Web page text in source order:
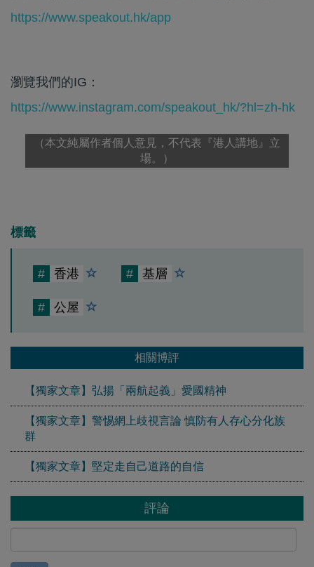
https://www.speakout.hk/app
瀏覽我們的IG：
https://www.instagram.com/speakout_hk/?hl=zh-hk
（本文純屬作者個人意見，不代表『港人講地』立
場。）
標籤
# 香港 # 基層
# 公屋
相關博評
【獨家文章】弘揚「兩航起義」愛國精神
【獨家文章】警惕網上歧視言論 慎防有人存心分化族
群
【獨家文章】堅定走自己道路的自信
評論